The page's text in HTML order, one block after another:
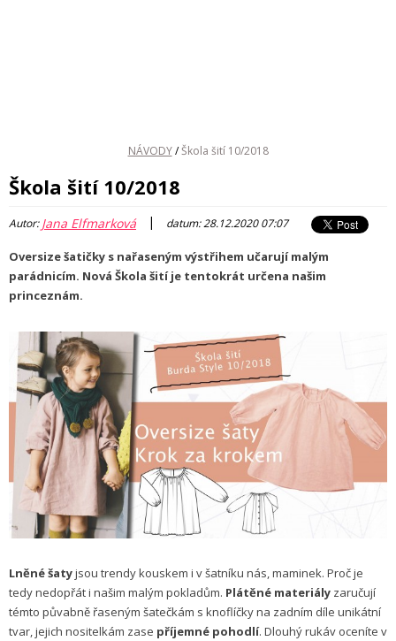
NÁVODY / Škola šití 10/2018
Škola šití 10/2018
Autor:Jana Elfmarková | datum: 28.12.2020 07:07
Oversize šatičky s nařaseným výstřihem učarují malým
parádnicím. Nová Škola šití je tentokrát určena našim
princeznám.
Lněné šatyjsou trendy kouskem i v šatníku nás, maminek. Proč je
tedy nedopřát i našim malým pokladům. Plátěné materiály zaručují
témto půvabně řaseným šatečkám s knoflíčky na zadním díle unikátní
tvar, jejich nositelkám zase příjemné pohodlí. Dlouhý rukáv oceníte v